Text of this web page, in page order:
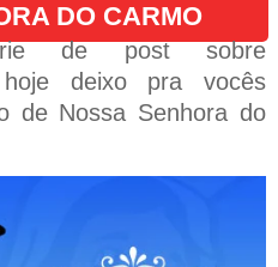
DO CARMO
de post sobre
deixo pra vocês
de Nossa Senhora do